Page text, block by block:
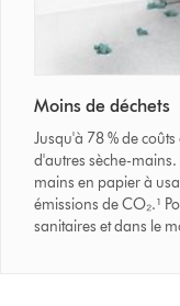
Moins de déchets
Jusqu'à 78 % de
d'autres sèche-
mains en papier à
émissions de CO₂.¹
sanitaires et dans le